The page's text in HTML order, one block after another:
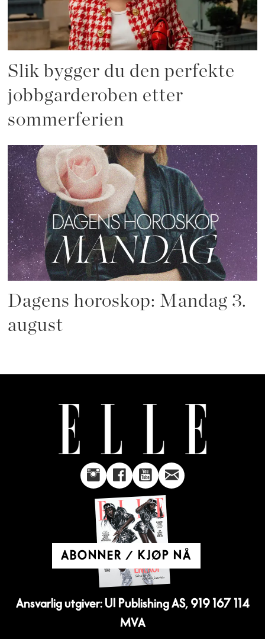
Slik bygger du den perfekte
jobbgarderoben etter
sommerferien
Dagens horoskop: Mandag 3.
august
ABONNER / KJØP NÅ
Ansvarlig utgiver: UI Publishing AS, 919 167 114
MVA